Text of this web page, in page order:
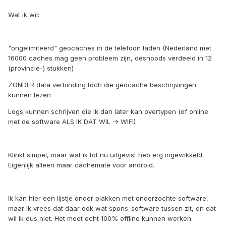
Wat ik wil:
"ongelimiteerd" geocaches in de telefoon laden (Nederland met
16000 caches mag geen probleem zijn, desnoods verdeeld in 12
(provincie-) stukken)
ZONDER data verbinding toch die geocache beschrijvingen
kunnen lezen
Logs kunnen schrijven die ik dan later kan overtypen (of online
met de software ALS IK DAT WIL -> WIFI)
Klinkt simpel, maar wat ik tot nu uitgevist heb erg ingewikkeld.
Eigenlijk alleen maar cachemate voor android.
Ik kan hier een lijstje onder plakken met onderzochte software,
maar ik vrees dat daar ook wat spons-software tussen zit, en dat
wil ik dus niet. Het moet echt 100% offline kunnen werken.